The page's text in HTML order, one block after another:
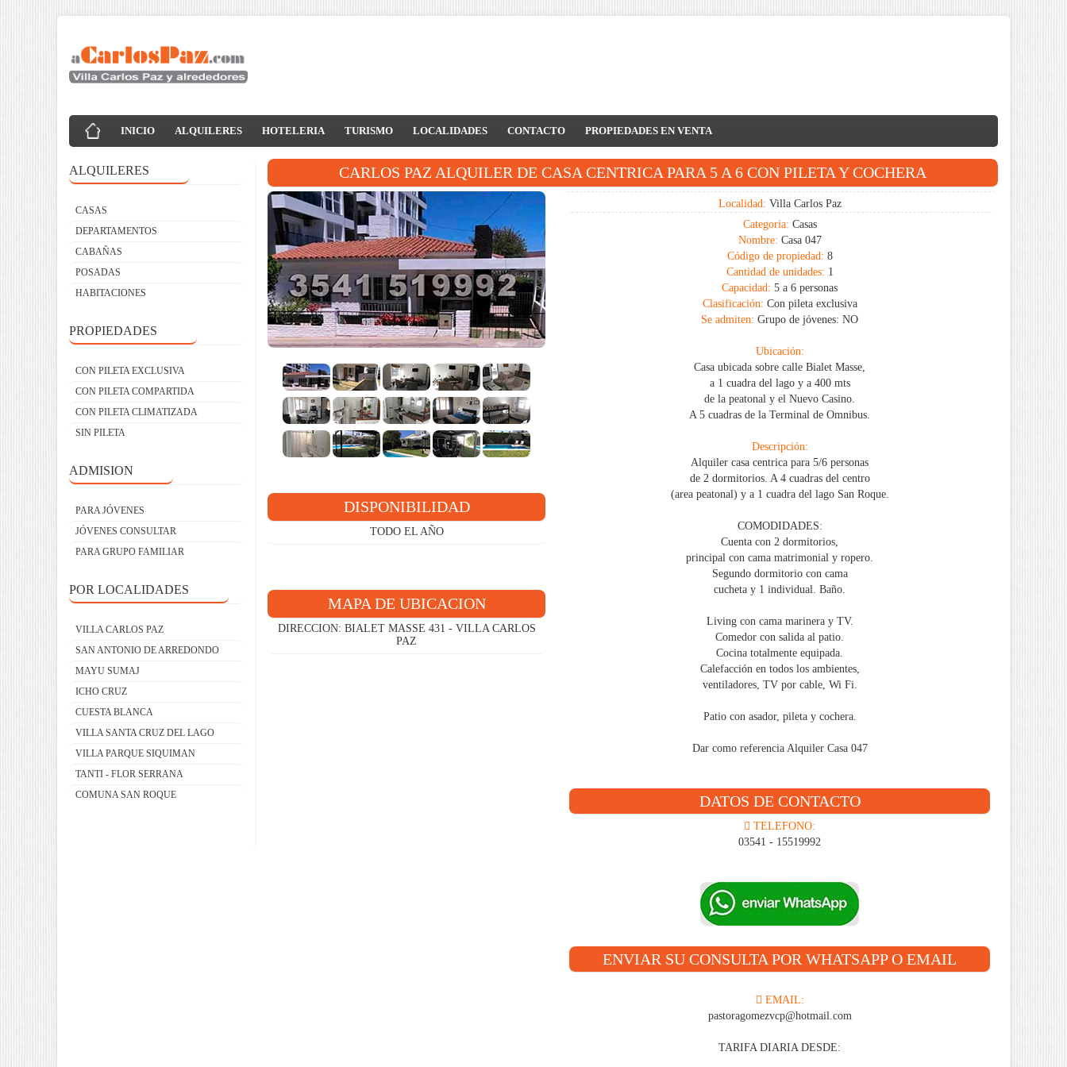
INICIO ALQUILERES HOTELERIA TURISMO LOCALIDADES CONTACTO PROPIEDADES EN VENTA
ALQUILERES
CASAS
DEPARTAMENTOS
CABAÑAS
POSADAS
HABITACIONES
PROPIEDADES
CON PILETA EXCLUSIVA
CON PILETA COMPARTIDA
CON PILETA CLIMATIZADA
SIN PILETA
ADMISION
PARA JÓVENES
JÓVENES CONSULTAR
PARA GRUPO FAMILIAR
POR LOCALIDADES
VILLA CARLOS PAZ
SAN ANTONIO DE ARREDONDO
MAYU SUMAJ
ICHO CRUZ
CUESTA BLANCA
VILLA SANTA CRUZ DEL LAGO
VILLA PARQUE SIQUIMAN
TANTI - FLOR SERRANA
COMUNA SAN ROQUE
CARLOS PAZ ALQUILER DE CASA CENTRICA PARA 5 A 6 CON PILETA Y COCHERA
DISPONIBILIDAD
TODO EL AÑO
MAPA DE UBICACION
DIRECCION: BIALET MASSE 431 - VILLA CARLOS
PAZ
Localidad: Villa Carlos Paz
Categoria: Casas
Nombre: Casa 047
Código de propiedad: 8
Cantidad de unidades: 1
Capacidad: 5 a 6 personas
Clasificación: Con pileta exclusiva
Se admiten: Grupo de jóvenes: NO
Ubicación:
Casa ubicada sobre calle Bialet Masse,
a 1 cuadra del lago y a 400 mts
de la peatonal y el Nuevo Casino.
A 5 cuadras de la Terminal de Omnibus.
Descripción:
Alquiler casa centrica para 5/6 personas
de 2 dormitorios. A 4 cuadras del centro
(area peatonal) y a 1 cuadra del lago San Roque.
COMODIDADES:
Cuenta con 2 dormitorios,
principal con cama matrimonial y ropero.
Segundo dormitorio con cama
cucheta y 1 individual. Baño.
Living con cama marinera y TV.
Comedor con salida al patio.
Cocina totalmente equipada.
Calefacción en todos los ambientes,
ventiladores, TV por cable, Wi Fi.
Patio con asador, pileta y cochera.
Dar como referencia Alquiler Casa 047
DATOS DE CONTACTO
TELEFONO:
03541 - 15519992
ENVIAR SU CONSULTA POR WHATSAPP O EMAIL
EMAIL:
pastoragomezvcp@hotmail.com
TARIFA DIARIA DESDE: